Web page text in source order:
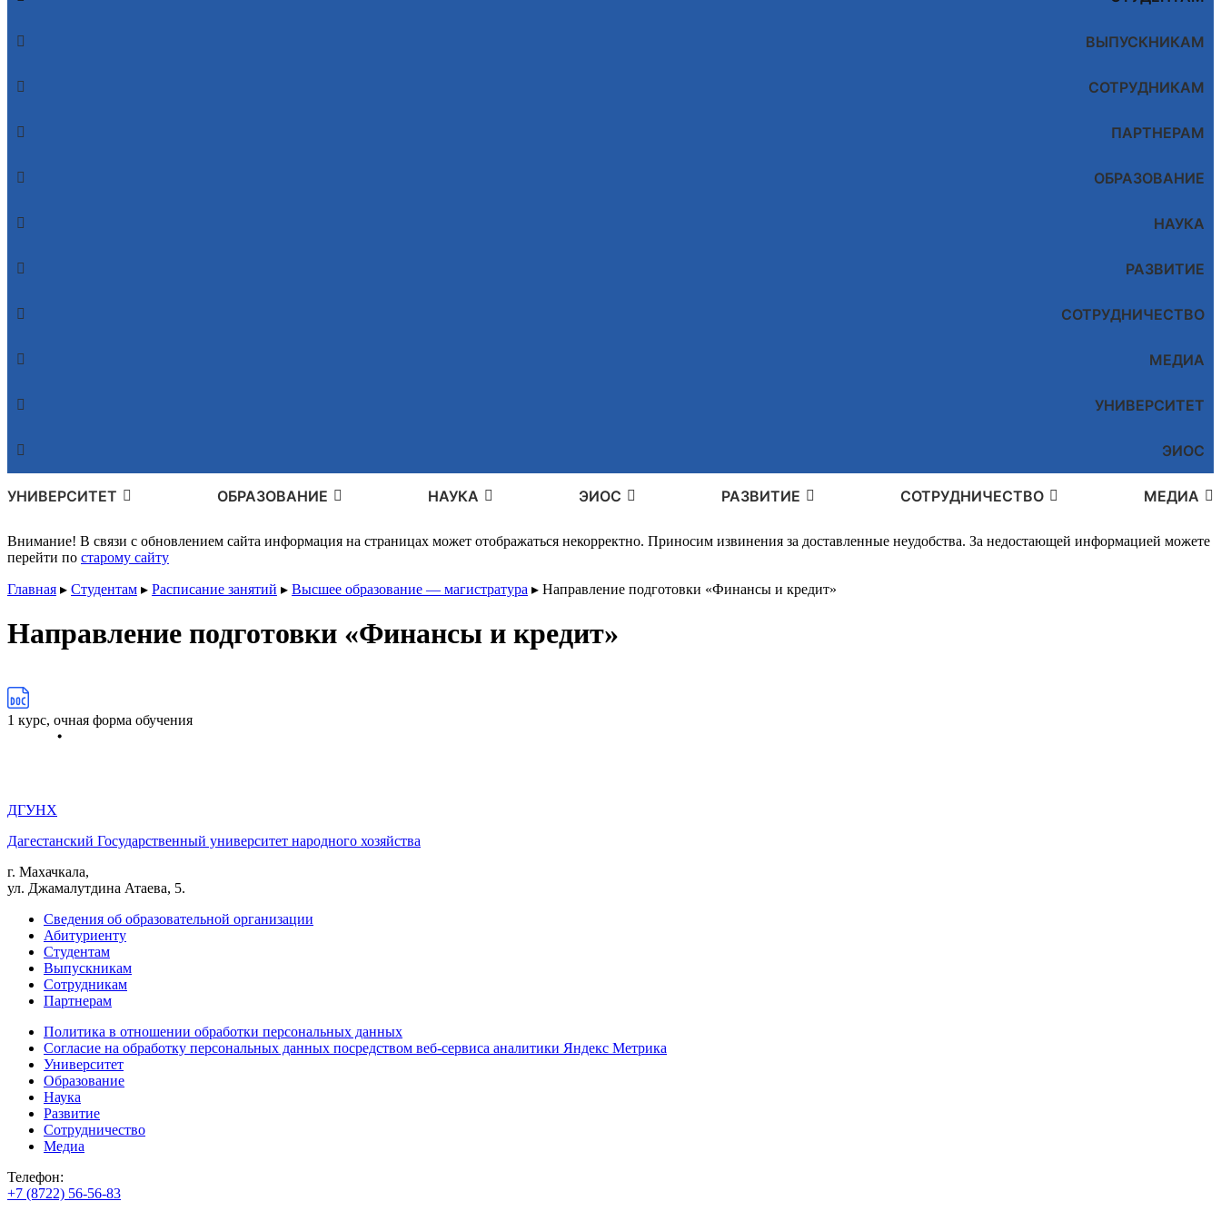
ВЫПУСКНИКАМ
СОТРУДНИКАМ
ПАРТНЕРАМ
ОБРАЗОВАНИЕ
НАУКА
РАЗВИТИЕ
СОТРУДНИЧЕСТВО
МЕДИА
УНИВЕРСИТЕТ
ЭИОС
УНИВЕРСИТЕТ ОБРАЗОВАНИЕ НАУКА ЭИОС РАЗВИТИЕ СОТРУДНИЧЕСТВО МЕДИА
Внимание! В связи с обновлением сайта информация на страницах может отображаться некорректно. Приносим извинения за доставленные неудобства. За недостающей информацией можете
перейти по старому сайту
Главная ▸ Студентам ▸ Расписание занятий ▸ Высшее образование — магистратура ▸ Направление подготовки «Финансы и кредит»
Направление подготовки «Финансы и кредит»
1 курс, очная форма обучения
ДГУНХ
Дагестанский Государственный университет народного хозяйства
г. Махачкала,
ул. Джамалутдина Атаева, 5.
Сведения об образовательной организации
Абитуриенту
Студентам
Выпускникам
Сотрудникам
Партнерам
Политика в отношении обработки персональных данных
Согласие на обработку персональных данных посредством веб-сервиса аналитики Яндекс Метрика
Университет
Образование
Наука
Развитие
Сотрудничество
Медиа
Телефон:
+7 (8722) 56-56-83